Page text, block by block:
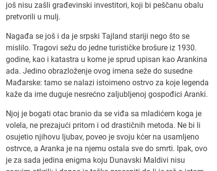
još nisu zašli građevinski investitori, koji bi peščanu obalu
pretvorili u mulj.
Nagađa se još i da je srpski Tajland stariji nego što se
mislilo. Tragovi sežu do jedne turističke brošure iz 1930.
godine, kao i katastra u kome je sprud upisan kao Arankina
ada. Jedino obrazloženje ovog imena seže do susedne
Mađarske: tamo se nalazi istoimeno ostrvo za koje legenda
kaže da ime duguje nesrećno zaljubljenoj gospođici Aranki.
Njoj je bogati otac branio da se viđa sa mladićem koga je
volela, ne prezajući pritom i od drastičnih metoda. Ne bi li
osujetio njihovu ljubav, poveo je svoju kćer na usamljeno
ostrvce, a Aranka je na njemu ostala sve do smrti. Ipak, ovo
je za sada jedina enigma koju Dunavski Maldivi nisu